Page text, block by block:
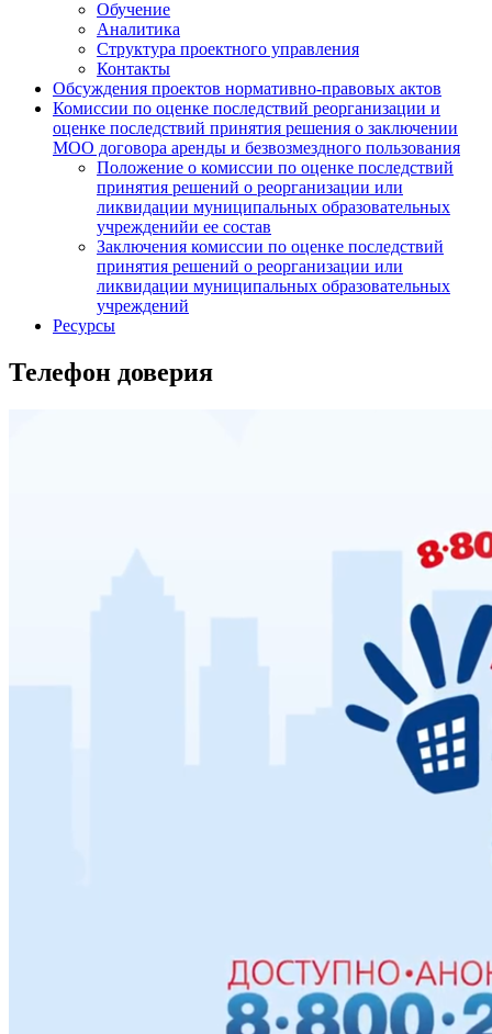
Обучение
Аналитика
Структура проектного управления
Контакты
Обсуждения проектов нормативно-правовых актов
Комиссии по оценке последствий реорганизации и
оценке последствий принятия решения о заключении
МОО договора аренды и безвозмездного пользования
Положение о комиссии по оценке последствий
принятия решений о реорганизации или
ликвидации муниципальных образовательных
учрежденийи ее состав
Заключения комиссии по оценке последствий
принятия решений о реорганизации или
ликвидации муниципальных образовательных
учреждений
Ресурсы
Телефон доверия